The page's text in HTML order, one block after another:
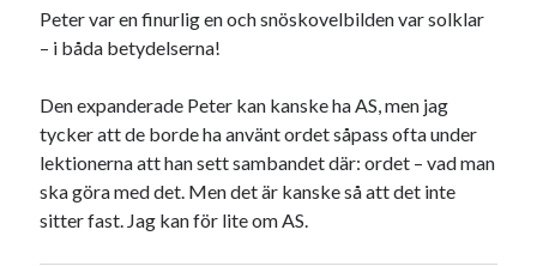
Peter var en finurlig en och snöskovelbilden var solklar
– i båda betydelserna!
Den expanderade Peter kan kanske ha AS, men jag
tycker att de borde ha använt ordet såpass ofta under
lektionerna att han sett sambandet där: ordet – vad man
ska göra med det. Men det är kanske så att det inte
sitter fast. Jag kan för lite om AS.